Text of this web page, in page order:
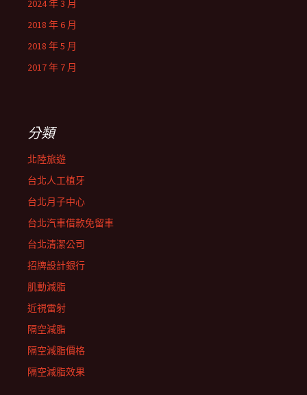
2024 年 3 月
2018 年 6 月
2018 年 5 月
2017 年 7 月
分類
北陸旅遊
台北人工植牙
台北月子中心
台北汽車借款免留車
台北清潔公司
招牌設計銀行
肌動減脂
近視雷射
隔空減脂
隔空減脂價格
隔空減脂效果